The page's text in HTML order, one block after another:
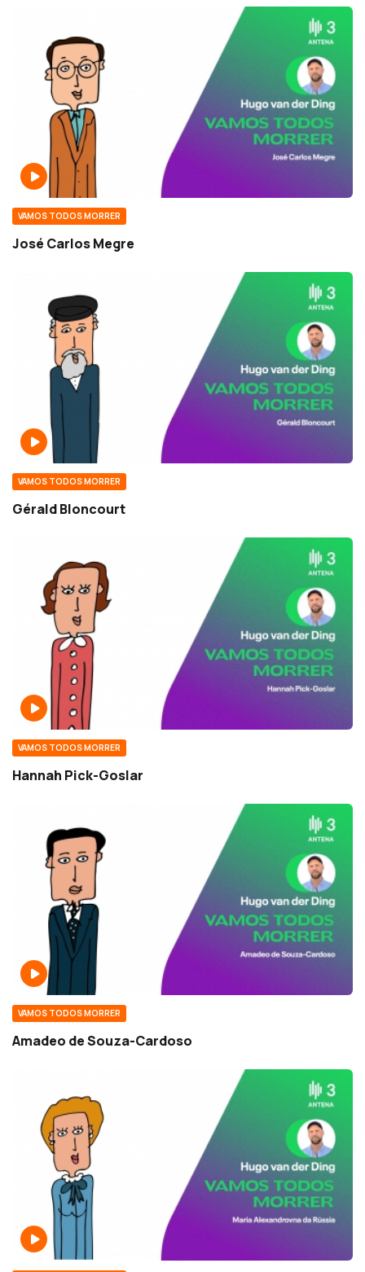
VAMOS TODOS MORRER
José Carlos Megre
VAMOS TODOS MORRER
Gérald Bloncourt
VAMOS TODOS MORRER
Hannah Pick-Goslar
VAMOS TODOS MORRER
Amadeo de Souza-Cardoso